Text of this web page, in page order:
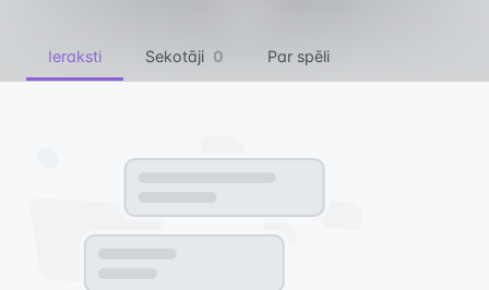
Ieraksti Sekotāji 0 Par spēli